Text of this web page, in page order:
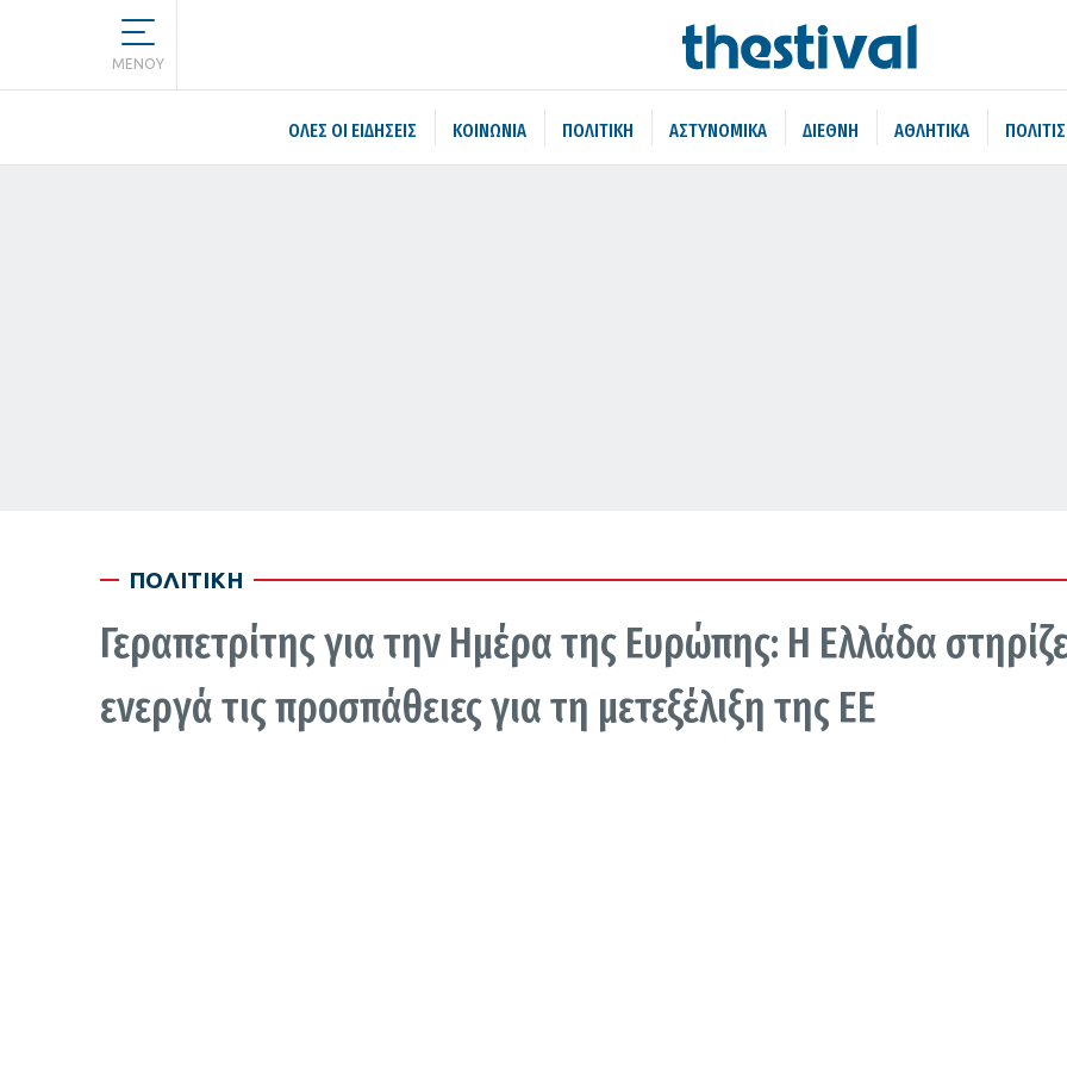
MENOY
ΌΛΕΣ ΟΙ ΕΙΔΉΣΕΙΣ ΚΟΙΝΩΝΙΑ ΠΟΛΙΤΙΚΗ ΑΣΤΥΝΟΜΙΚΑ ΔΙΕΘΝΗ ΑΘΛΗΤΙΚΑ
ΠΟΛΙΤΙΚΗ
Γεραπετρίτης για την Ημέρα της Ευρώπης: Η Ελλάδα
ενεργά τις προσπάθειες για τη μετεξέλιξη της ΕΕ